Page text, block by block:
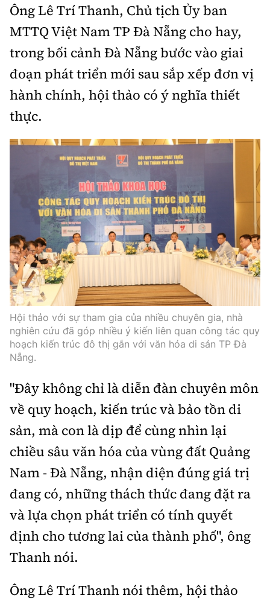
Ông Lê Trí Thanh, Chủ tịch Ủy ban
MTTQ Việt Nam TP Đà Nẵng cho hay,
trong bối cảnh Đà Nẵng bước vào giai
đoạn phát triển mới sau sắp xếp đơn vị
hành chính, hội thảo có ý nghĩa thiết
thực.
Hội thảo với sự tham gia của nhiều chuyên gia, nhà
nghiên cứu đã góp nhiều ý kiến liên quan công tác quy
hoạch kiến trúc đô thị gắn với văn hóa di sản TP Đà
Nẵng.
"Đây không chỉ là diễn đàn chuyên môn
về quy hoạch, kiến trúc và bảo tồn di
sản, mà con là dịp để cùng nhìn lại
chiều sâu văn hóa của vùng đất Quảng
Nam - Đà Nẵng, nhận diện đúng giá trị
đang có, những thách thức đang đặt ra
và lựa chọn phát triển có tính quyết
định cho tương lai của thành phố", ông
Thanh nói.
Ông Lê Trí Thanh nói thêm, hội thảo